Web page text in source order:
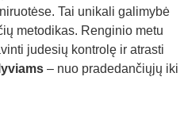
Tai unikali galimybė
metodikas. Renginio metu
judesių kontrolę ir atrasti
– nuo pradedančiųjų iki